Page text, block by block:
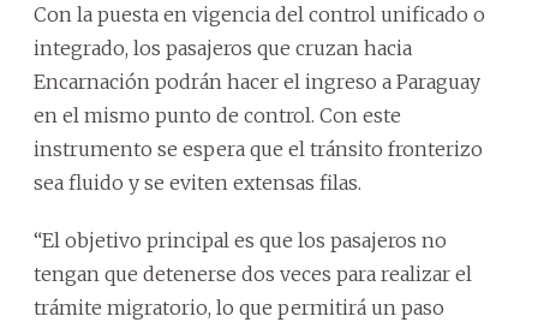
Con la puesta en vigencia del control unificado o
integrado, los pasajeros que cruzan hacia
Encarnación podrán hacer el ingreso a Paraguay
en el mismo punto de control. Con este
instrumento se espera que el tránsito fronterizo
sea fluido y se eviten extensas filas.
“El objetivo principal es que los pasajeros no
tengan que detenerse dos veces para realizar el
trámite migratorio, lo que permitirá un paso